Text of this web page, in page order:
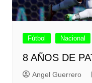
Fútbol Nacional
8 AÑOS DE
Angel Guerrero